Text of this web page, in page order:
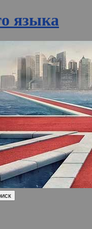
языка